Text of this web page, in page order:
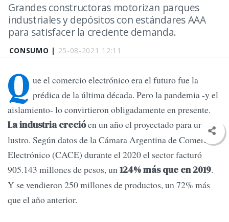
CONSUMO | 25-08-2021 12:11
Grandes constructoras motorizan parques
industriales y depósitos con estándares AAA
para satisfacer la creciente demanda.
Q ue el comercio electrónico era el futuro fue la
prédica de la última década. Pero la pandemia -y el
aislamiento- lo convirtieron obligadamente en presente.
La industria crecióen un año el proyectado para un
lustro. Según datos de la Cámara Argentina de Comercio
Electrónico (CACE) durante el 2020 el sector facturó
905.143 millones de pesos, un124% más que en 2019.
Y se vendieron 250 millones de productos, un 72% más
que el año anterior.